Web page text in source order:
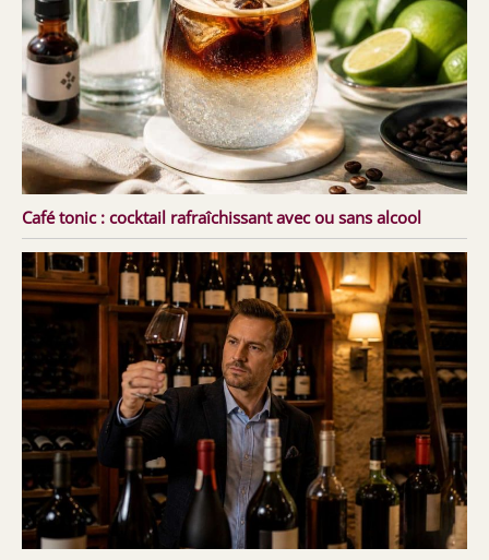
Café tonic : cocktail rafraîchissant avec ou sans alcool